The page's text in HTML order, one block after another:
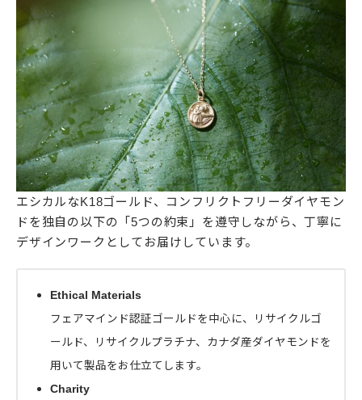
エシカルなK18ゴールド、コンフリクトフリーダイヤモン
ドを独自の以下の「5つの約束」を遵守しながら、丁寧に
デザインワークとしてお届けしています。
Ethical Materials
フェアマインド認証ゴールドを中心に、リサイクルゴ
ールド、リサイクルプラチナ、カナダ産ダイヤモンドを
用いて製品をお仕立てします。
Charity